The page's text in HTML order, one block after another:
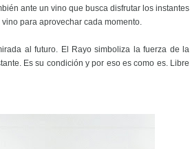
ante un vino que busca disfrutar los instantes
para aprovechar cada momento.
al futuro. El Rayo simboliza la fuerza de la
Es su condición y por eso es como es. Libre